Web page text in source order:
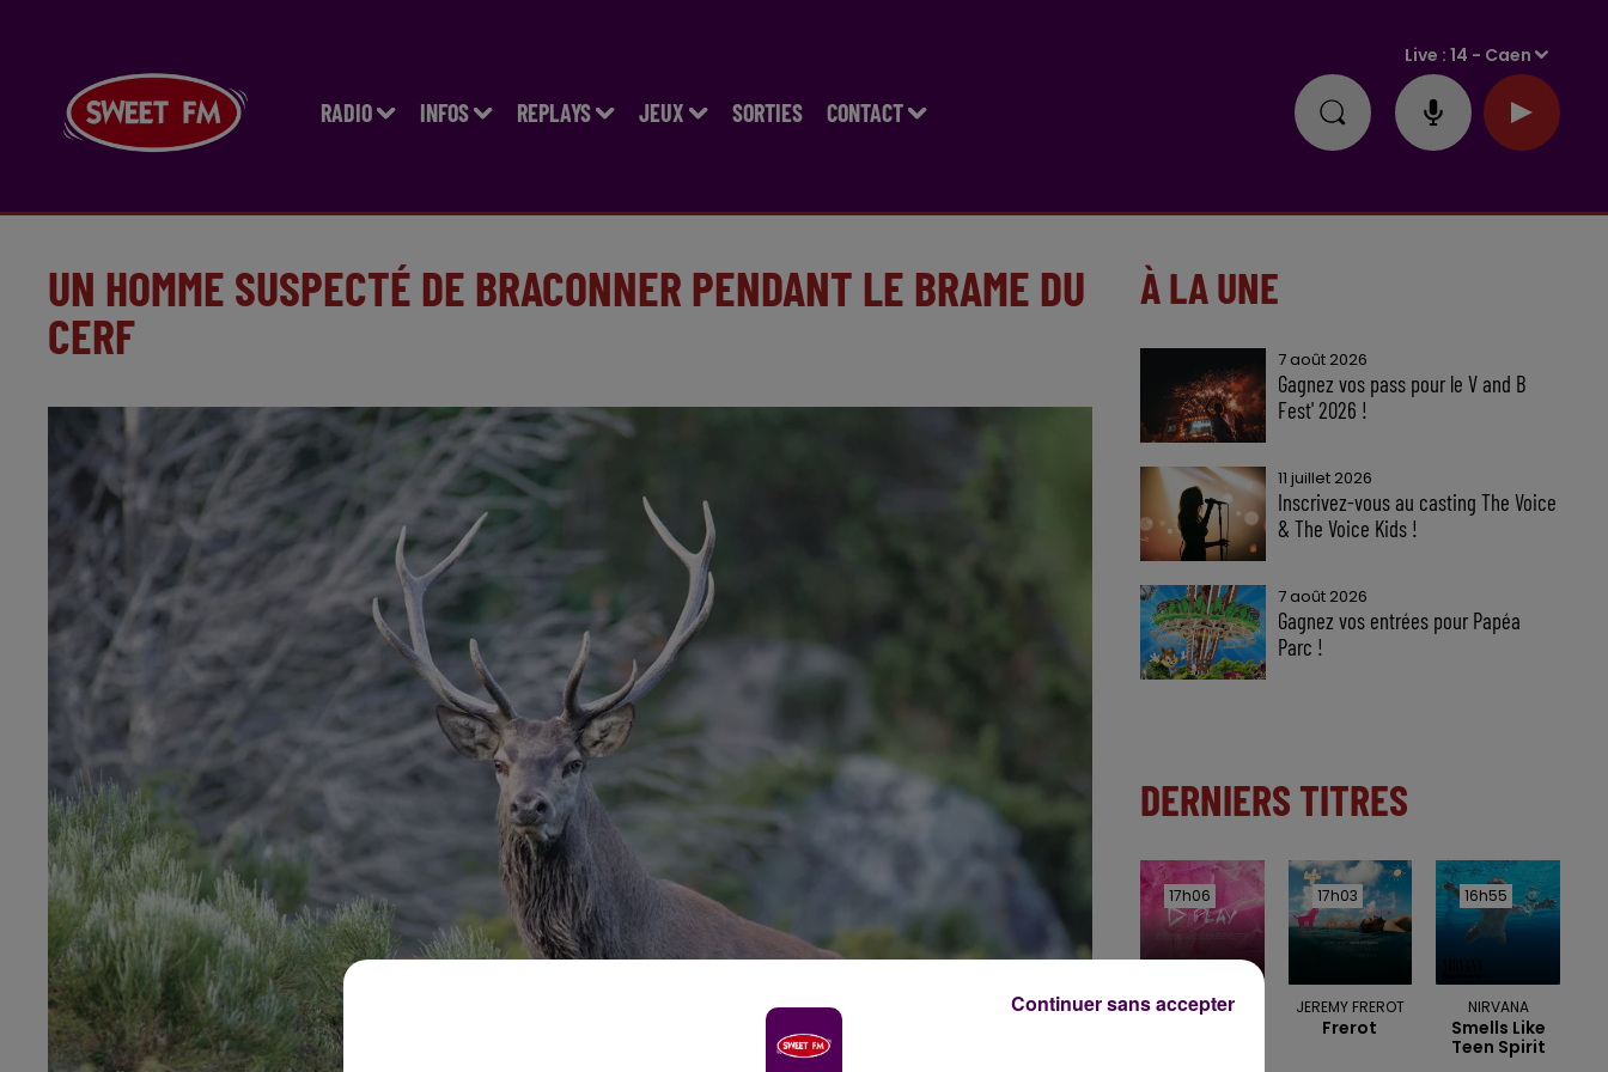
RADIO INFOS REPLAYS JEUX SORTIES CONTACT
Live :14 - Caen
UN HOMME SUSPECTÉ DE BRACONNER PENDANT LE BRAME DU
CERF
À LA UNE
7 août 2026
Gagnez vos pass pour le V and B
Fest' 2026 !
11 juillet 2026
Inscrivez-vous au casting The Voice
& The Voice Kids !
7 août 2026
Gagnez vos entrées pour Papéa
Parc !
DERNIERS TITRES
17h06
17h06
ED SHEERAN
17h03
17h03
JEREMY FREROT
Frerot
16h55
16h55
NIRVANA
Smells Like
Teen Spirit
Continuer sans accepter